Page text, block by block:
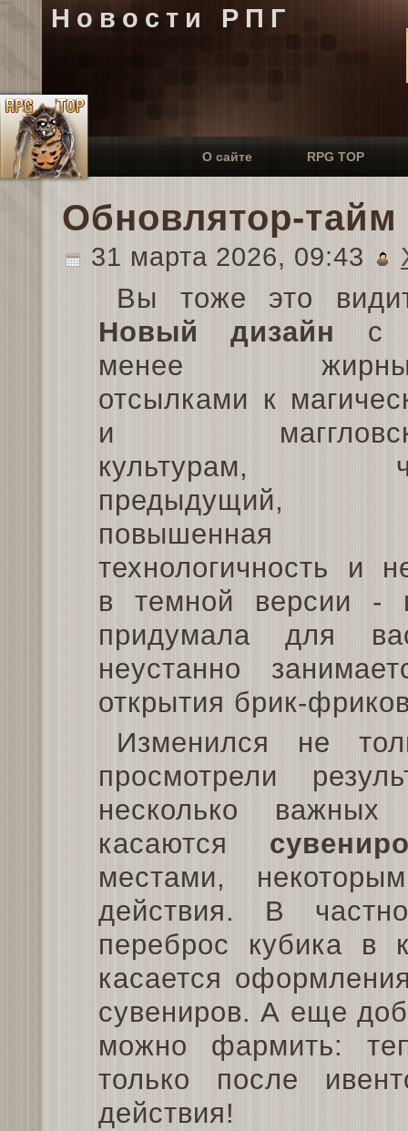
Новости РПГ
О сайте RPG TOP
Обновлятор-тайм
31 марта 2026, 09:43
Вы тоже это
Новый дизайн с
менее
отсылками к
и
культурам,
предыдущий,
повышенная
технологичность и
в темной версии -
придумала для
неустанно
открытия брик-
Изменился не
просмотрели
несколько
касаются
местами,
действия. В
переброс кубика в
касается
сувениров. А еще
можно фармить:
только после
действия!